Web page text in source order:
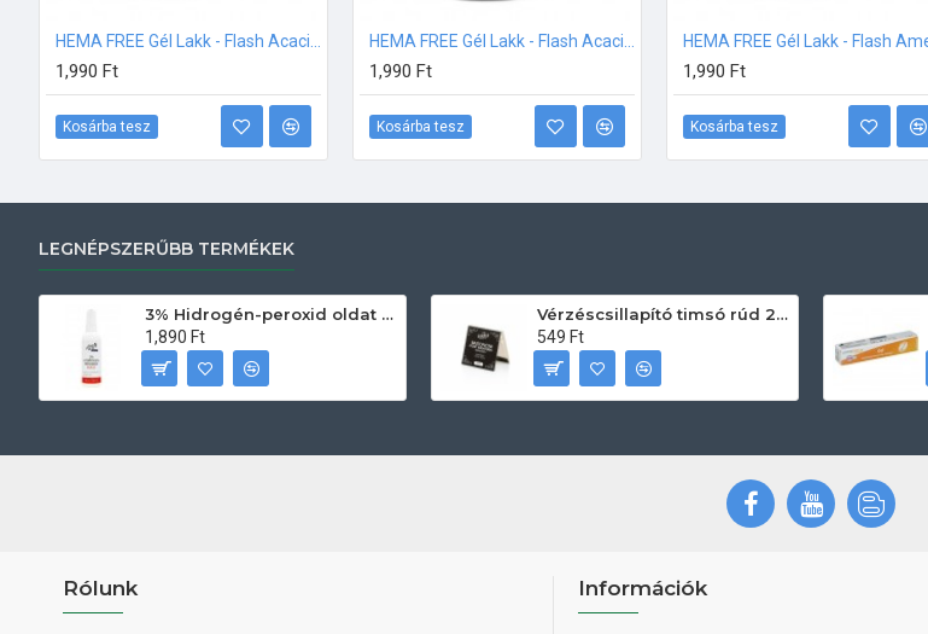
1,990 Ft
Kosárba tesz
1,990 Ft
Kosárba tesz
1,990 Ft
Kosárba tesz
LEGNÉPSZERŰBB TERMÉKEK
3% Hidrogén-peroxid oldat (sebfertőtlenítő) 100ml
1,890 Ft
Vérzéscsillapító timsó rúd 20db
549 Ft
Rólunk Információk